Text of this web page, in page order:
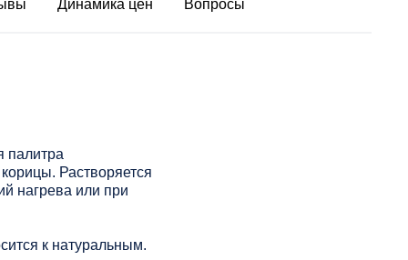
Динамика цен Вопросы
палитра
Растворяется
нагрева или при
к натуральным.